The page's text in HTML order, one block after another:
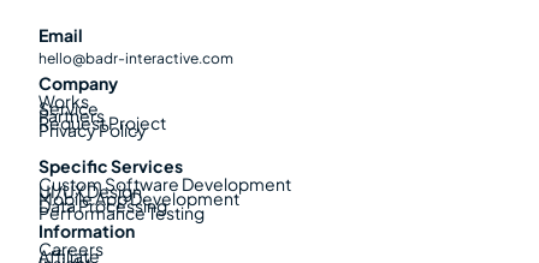
Email
hello@badr-interactive.com
Company
Works
Service
Partners
Request Project
Privacy Policy
Specific Services
Custom Software Development
UI/UX Design
Mobile App Development
Data Processing
Performance Testing
Information
Careers
Affiliate